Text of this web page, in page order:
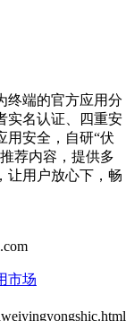
终端的官方应用分
实名认证、四重安
用安全，自研“伏
荐内容，提供多
让用户放心下，畅
市场